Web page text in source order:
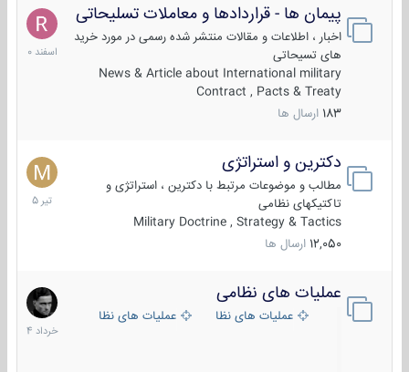
پیمان ها - قراردادها و معاملات تسلیحاتی
اخبار ، اطلاعات و مقالات منتشر شده رسمی در مورد خرید
های تسیحاتی
News & Article about International military
Contract , Pacts & Treaty
183 ارسال ها
7
اسفند
1400
دکترین و استراتژی
مطالب و موضوعات مرتبط با دکترین ، استراتژی و
تاکتیکهای نظامی
Military Doctrine , Strategy & Tactics
12,050 ارسال ها
27
تیر
1405
عملیات های نظامی
عملیات های نظامی ایرانعملیات های نظامی خارجی
5
خرداد
1404